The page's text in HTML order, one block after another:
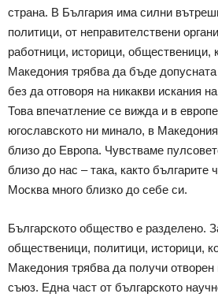
страна. В България има силни
политици, от неправителствени
работници, историци, общественици,
Македония трябва да бъде
без да отговоря на никакви искания
Това впечатление се вижда и в
югославското ни минало, в
близо до Европа. Чувстваме
близо до нас – така, както българите
Москва много близко до себе си.
Българското общество е разделено.
общественици, политици, историци,
Македония трябва да получи
съюз. Една част от българското